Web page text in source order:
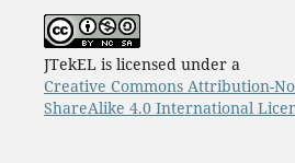
JTekEL is licensed under a
Creative Commons Attribution-
ShareAlike 4.0 International